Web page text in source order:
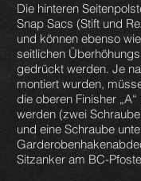
Die hinteren
Snap Sacs (Stift und
und können ebenso
seitlichen
gedrückt werden. Je
montiert wurden,
die oberen Finisher
werden (zwei
und eine Schraube
Sitzanker am BC-